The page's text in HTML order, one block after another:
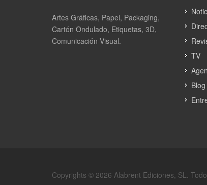
Artes Gráficas, Papel, Packaging,
Cartón Ondulado, Etiquetas, 3D,
Comunicación Visual.
TV
Blog
Copyrights © 2026 Alabrent Ediciones, SL.